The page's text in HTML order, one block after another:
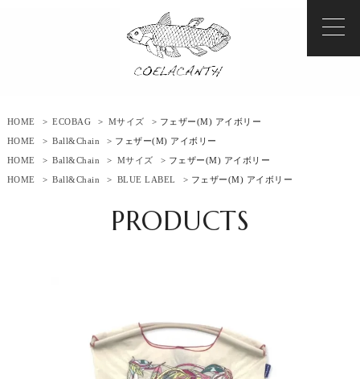
HOME > ECOBAG > Mサイズ
> フェザー(M) アイボリー
HOME
> Ball&Chain
> フェザー(M) アイボリー
HOME
> Ball&Chain > Mサイズ
> フェザー(M) アイボリー
HOME
> Ball&Chain > BLUE LABEL > フェザー(M) アイボリー
PRODUCTS